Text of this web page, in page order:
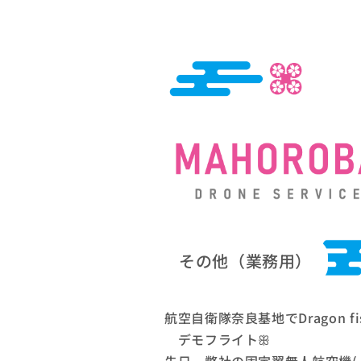
その他（業務用）
航空自衛隊奈良基地でDragon
デモフライトꕥ